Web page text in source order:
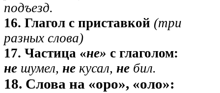
подъезд.
16. Глагол с приставкой (три
разных слова)
17. Частица «не» с глаголом:
не шумел, не кусал, не бил.
18. Слова на «оро», «оло»: